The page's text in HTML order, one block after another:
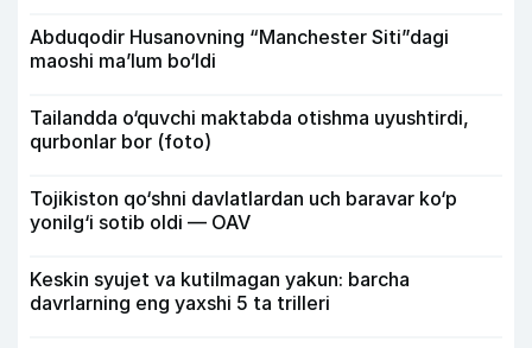
Abduqodir Husanovning “Manchester Siti”dagi
maoshi ma’lum bo‘ldi
Tailandda o‘quvchi maktabda otishma uyushtirdi,
qurbonlar bor (foto)
Tojikiston qo‘shni davlatlardan uch baravar ko‘p
yonilg‘i sotib oldi — OAV
Keskin syujet va kutilmagan yakun: barcha
davrlarning eng yaxshi 5 ta trilleri